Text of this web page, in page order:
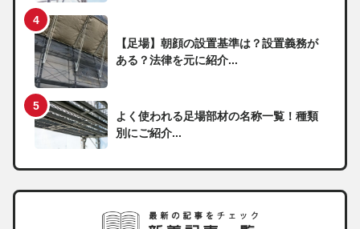
【足場】朝顔の設置基準は？設置義務が
ある？法律を元に紹介...
よく使われる足場部材の名称一覧！種類
別にご紹介...